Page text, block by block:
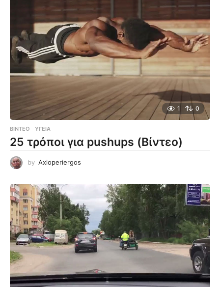
1 0
ΒΊΝΤΕΟ ΥΓΕΊΑ
25 τρόποι για pushups (Βίντεο)
by Axioperiergos